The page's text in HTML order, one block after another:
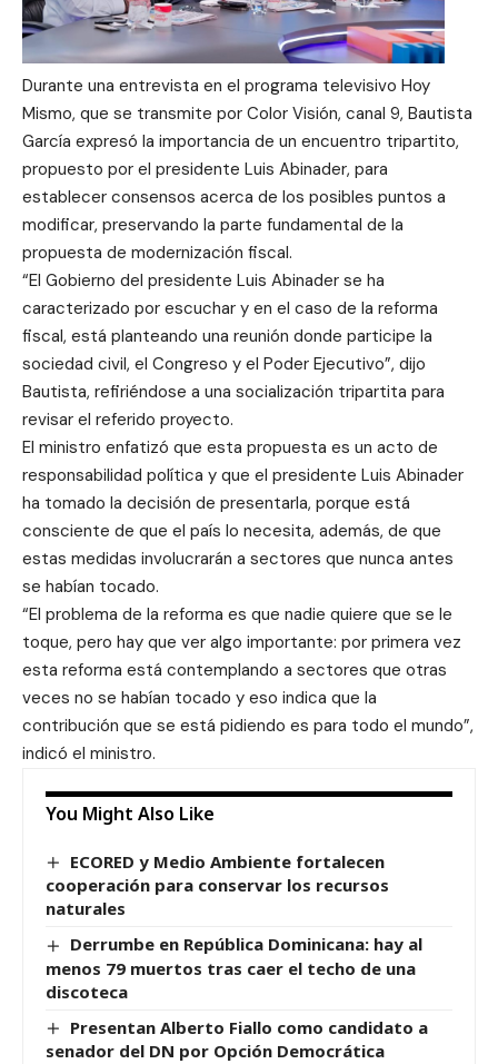
Durante una entrevista en el programa televisivo Hoy
Mismo, que se transmite por Color Visión, canal 9, Bautista
García expresó la importancia de un encuentro tripartito,
propuesto por el presidente Luis Abinader, para
establecer consensos acerca de los posibles puntos a
modificar, preservando la parte fundamental de la
propuesta de modernización fiscal.
“El Gobierno del presidente Luis Abinader se ha
caracterizado por escuchar y en el caso de la reforma
fiscal, está planteando una reunión donde participe la
sociedad civil, el Congreso y el Poder Ejecutivo”, dijo
Bautista, refiriéndose a una socialización tripartita para
revisar el referido proyecto.
El ministro enfatizó que esta propuesta es un acto de
responsabilidad política y que el presidente Luis Abinader
ha tomado la decisión de presentarla, porque está
consciente de que el país lo necesita, además, de que
estas medidas involucrarán a sectores que nunca antes
se habían tocado.
“El problema de la reforma es que nadie quiere que se le
toque, pero hay que ver algo importante: por primera vez
esta reforma está contemplando a sectores que otras
veces no se habían tocado y eso indica que la
contribución que se está pidiendo es para todo el mundo”,
indicó el ministro.
You Might Also Like
ECORED y Medio Ambiente fortalecen
cooperación para conservar los recursos
naturales
Derrumbe en República Dominicana: hay al
menos 79 muertos tras caer el techo de una
discoteca
Presentan Alberto Fiallo como candidato a
senador del DN por Opción Democrática